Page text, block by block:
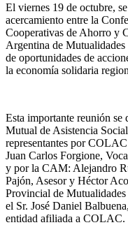
El viernes 19 de octubre,
acercamiento entre la
Cooperativas de Ahorro y
Argentina de
de oportunidades de
la economía solidaria
Esta importante reunión se
Mutual de Asistencia
representantes por
Juan Carlos Forgione,
y por la CAM: Alejandro
Pajón, Asesor y Héctor
Provincial de
el Sr. José Daniel
entidad afiliada a COLAC.